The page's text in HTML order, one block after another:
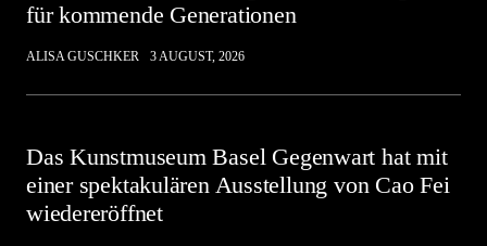
für kommende Generationen
ALISA GUSCHKER 3 AUGUST, 2026
Das Kunstmuseum Basel Gegenwart hat mit
einer spektakulären Ausstellung von Cao Fei
wiedereröffnet